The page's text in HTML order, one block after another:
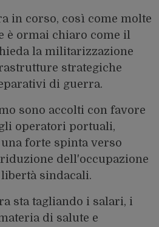
in corso, così come molte
è ormai chiaro come il
la militarizzazione
strategiche
di guerra.
sono accolti con favore
operatori portuali,
forte spinta verso
dell'occupazione
sindacali.
sta tagliando i salari, i
di salute e